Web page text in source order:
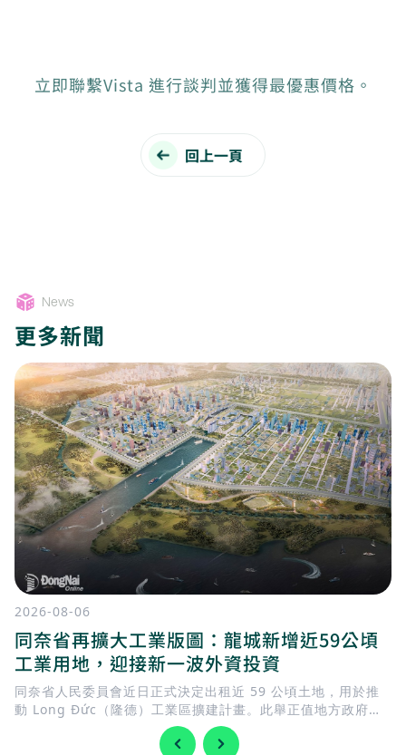
立即聯繫Vista 進行談判並獲得最優惠價格。
回上一頁
News
更多新聞
2026-08-06
同奈省再擴大工業版圖：龍城新增近59公頃
工業用地，迎接新一波外資投資
同奈省人民委員會近日正式決定出租近 59 公頃土地，用於推
動 Long Đức（隆德）工業區擴建計畫。此舉正值地方政府加
快完善基礎建設，迎接 隆城國際機場 即將投入營運，同時持續
擴充工業用地，以滿足國內外企業日益增加的投資需求。